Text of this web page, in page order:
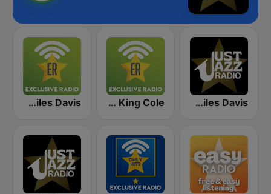
Just Jazz - Miles Davis
Exclusively Nat King Cole
Exclusively Miles Davis